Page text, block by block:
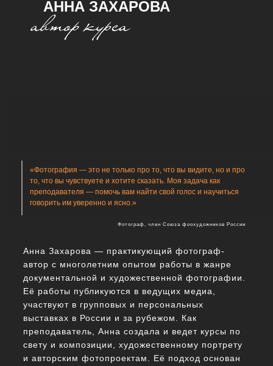
АННА ЗАХАРОВА
Фотограф, член Союза фоохудожников России
Анна Захарова — практикующий фотограф-
автор с многолетним опытом работы в жанре
документальной и художественной фотографии.
Её работы публикуются в ведущих медиа,
участвуют в групповых и персональных
выставках в России и за рубежом. Как
преподаватель, Анна создала и ведет курсы по
свету и композиции, художественному портрету
и авторским фотопроектам. Её подход основан
«Фотография — это не только про то, что вы видите, но и про
то, что вы чувствуете и хотите сказать. Моя задача как
преподавателя — помочь вам найти свой голос и научиться
говорить им уверенно и ясно.»